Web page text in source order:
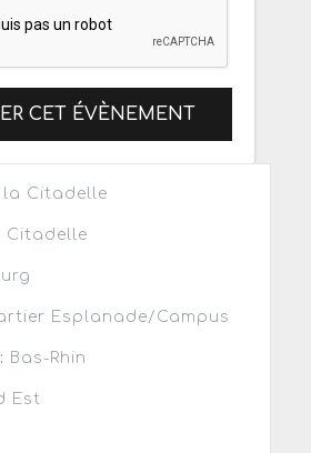
CET ÉVÈNEMENT
Citadelle
Citadelle
Esplanade/Campus
Bas-Rhin
Est